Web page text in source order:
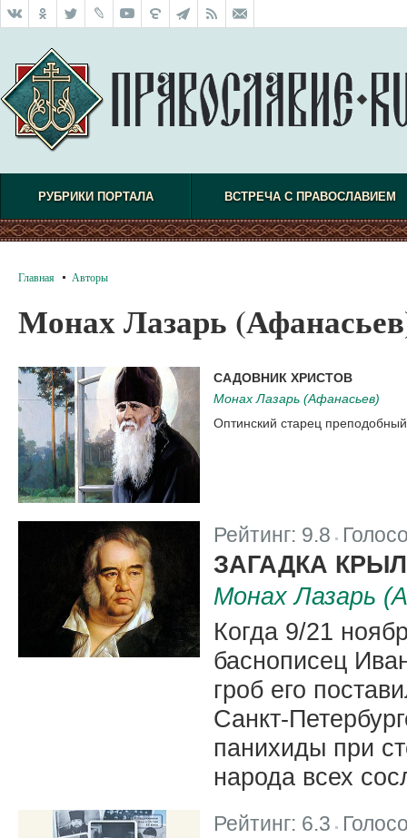
РУБРИКИ ПОРТАЛА ВСТРЕЧА С ПРАВОСЛАВИЕМ
Главная Авторы
Монах Лазарь
САДОВНИК ХРИСТОВ
Монах Лазарь (Афанасьев)
Оптинский старец
Рейтинг: 9.8
ЗАГАДКА
Монах Лазарь
Когда 9/21
баснописец
гроб его
Санкт-
панихиды при
народа всех
Рейтинг: 6.3